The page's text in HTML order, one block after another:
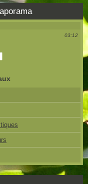
03:12